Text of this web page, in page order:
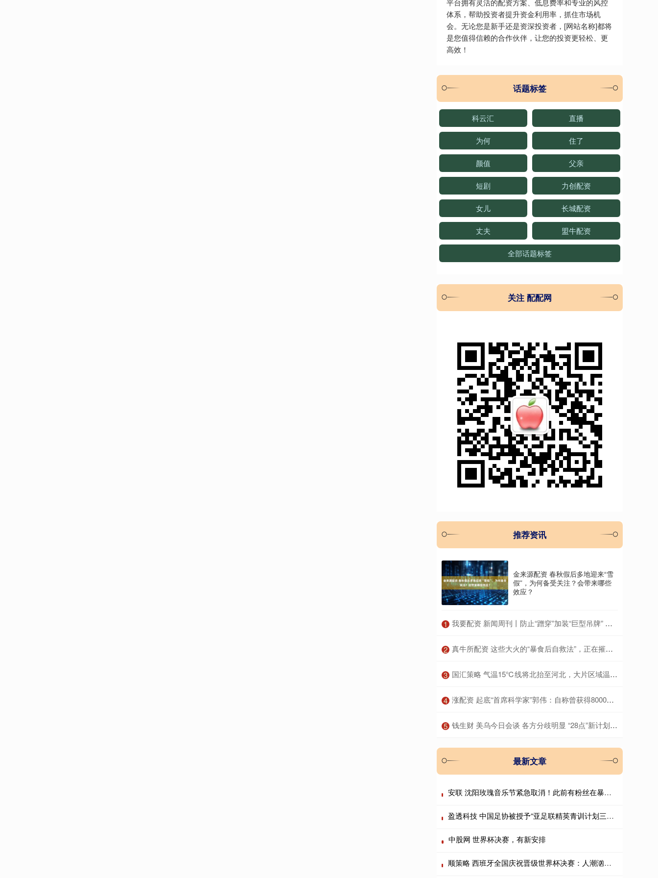
平台拥有灵活的配资方案、低息费率和专业的风控
体系，帮助投资者提升资金利用率，抓住市场机
会。无论您是新手还是资深投资者，[网站名称]都将
是您值得信赖的合作伙伴，让您的投资更轻松、更
高效！
话题标签
科云汇 直播
为何 住了
颜值 父亲
短剧 力创配资
女儿 长城配资
丈夫 盟牛配资
全部话题标签
关注 配配网
推荐资讯
金来源配资 春秋假后多地迎来“雪
假”，为何备受关注？会带来哪些
效应？
1 ​我要配资 新闻周刊丨防止“蹭穿”加装“巨型吊牌” 背后原因有些无奈
2 ​真牛所配资 这些大火的“暴食后自救法”，正在摧毁你的身体！很多人中招
3 ​国汇策略 气温15℃线将北抬至河北，大片区域温暖似重返10月，说好的冷空气降温呢？
4 ​涨配资 起底“首席科学家”郭伟：自称曾获得8000余万研究经费，关联9家企业，不发工资被多家法院“限高”；其博导申报材料曝光
5 ​钱生财 美乌今日会谈 各方分歧明显 “28点”新计划仍存变数
最新文章
安联 沈阳玫瑰音乐节紧急取消！此前有粉丝在暴雨中搭帐篷通宵排队
盈透科技 中国足协被授予“亚足联精英青训计划三星会员”资格
中股网 世界杯决赛，有新安排
顺策略 西班牙全国庆祝晋级世界杯决赛：人潮汹涌车难行 众人模仿“维京划船”